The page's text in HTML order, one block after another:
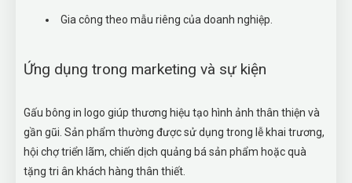
Gia công theo mẫu riêng của doanh nghiệp.
Ứng dụng trong marketing và sự kiện
Gấu bông in logo giúp thương hiệu tạo hình ảnh thân thiện và
gần gũi. Sản phẩm thường được sử dụng trong lễ khai trương,
hội chợ triển lãm, chiến dịch quảng bá sản phẩm hoặc quà
tặng tri ân khách hàng thân thiết.